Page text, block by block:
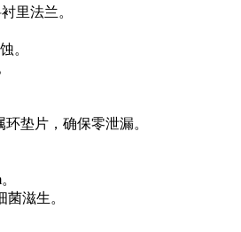
里法兰。
。
垫片，确保零泄漏。
滋生。